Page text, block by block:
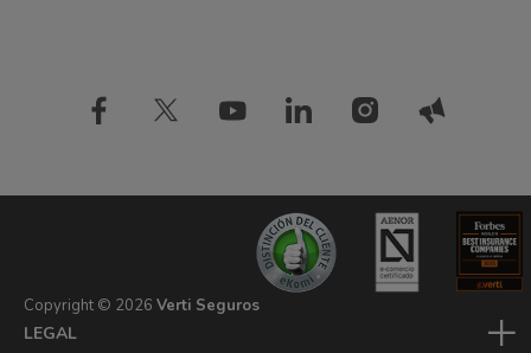
Diccionario de seguros
Opiniones Verti
Ahorra con Verti Driver
LEGAL
Copyright © 2026 Verti Seguros